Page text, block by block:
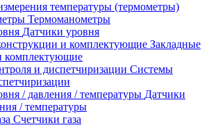
температуры (термометры)
Термоманометры
Датчики уровня
Закладные
комплектующие
Системы
Датчики
/ температуры
Счетчики газа